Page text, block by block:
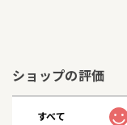
ショップの評価
すべて